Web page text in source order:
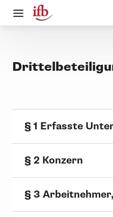
§ 1 Erfasste
§ 2 Konzern
§ 3